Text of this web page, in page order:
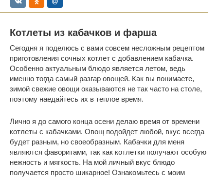
Котлеты из кабачков и фарша
Сегодня я поделюсь с вами совсем несложным рецептом
приготовления сочных котлет с добавлением кабачка.
Особенно актуальным блюдо является летом, ведь
именно тогда самый разгар овощей. Как вы понимаете,
зимой свежие овощи оказываются не так часто на столе,
поэтому наедайтесь их в теплое время.
Лично я до самого конца осени делаю время от времени
котлеты с кабачками. Овощ подойдет любой, вкус всегда
будет разным, но своеобразным. Кабачки для меня
являются фаворитами, так как котлетки получают особую
нежность и мягкость. На мой личный вкус блюдо
получается просто шикарное! Ознакомьтесь с моим